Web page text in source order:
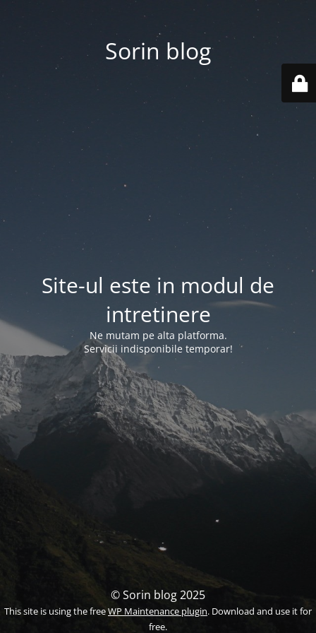
Sorin blog
Site-ul este in modul de
intretinere
Ne mutam pe alta platforma.
Servicii indisponibile temporar!
© Sorin blog 2025
This site is using the freeWP Maintenance plugin. Download and use it for
free.